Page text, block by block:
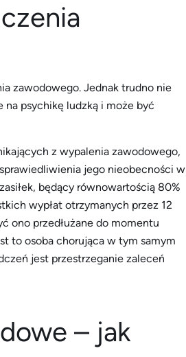
zawodowego. Jednak trudno nie
psychikę ludzką i może być
z wypalenia zawodowego,
jego nieobecności w
będący równowartością 80%
wypłat otrzymanych przez 12
ono przedłużane do momentu
to osoba chorująca w tym samym
jest przestrzeganie zaleceń
– jak